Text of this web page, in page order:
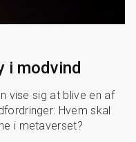
i modvind
vise sig at blive en af
Hvem skal
i metaverset?